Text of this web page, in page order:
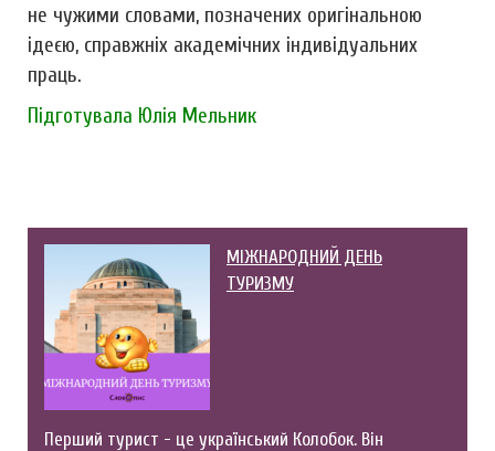
не чужими словами, позначених оригiнальною
ідеєю, справжнiх академiчних iндивiдуальних
праць.
Підготувала Юлія Мельник
МІЖНАРОДНИЙ ДЕНЬ
ТУРИЗМУ
Перший турист - це український Колобок. Він